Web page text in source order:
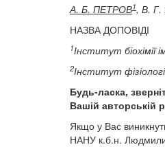
А. Б. ПЕТРОВ1, В. Г.
НАЗВА ДОПОВІДІ
1Інститут біохімії
2Інститут
Будь-ласка,
Вашій авторській
Якщо у Вас
НАНУ к.б.н.